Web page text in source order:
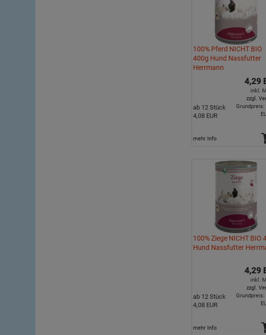
100% Pferd NICHT BIO
400g Hund Nassfutter
Herrmann
4,29
inkl.
zzgl.
ab 12 Stück
4,08 EUR
Grundpreis:
mehr Info
100% Ziege NICHT BIO
Hund Nassfutter
4,29
inkl.
zzgl.
ab 12 Stück
4,08 EUR
Grundpreis:
mehr Info